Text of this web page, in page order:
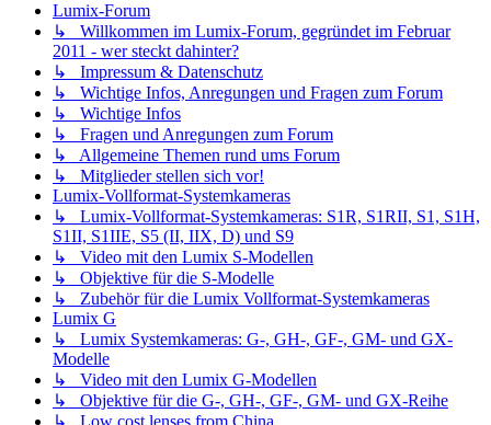
Lumix-Forum
↳ Willkommen im Lumix-Forum, gegründet im Februar
2011 - wer steckt dahinter?
↳ Impressum & Datenschutz
↳ Wichtige Infos, Anregungen und Fragen zum Forum
↳ Wichtige Infos
↳ Fragen und Anregungen zum Forum
↳ Allgemeine Themen rund ums Forum
↳ Mitglieder stellen sich vor!
Lumix-Vollformat-Systemkameras
↳ Lumix-Vollformat-Systemkameras: S1R, S1RII, S1, S1H,
S1II, S1IIE, S5 (II, IIX, D) und S9
↳ Video mit den Lumix S-Modellen
↳ Objektive für die S-Modelle
↳ Zubehör für die Lumix Vollformat-Systemkameras
Lumix G
↳ Lumix Systemkameras: G-, GH-, GF-, GM- und GX-
Modelle
↳ Video mit den Lumix G-Modellen
↳ Objektive für die G-, GH-, GF-, GM- und GX-Reihe